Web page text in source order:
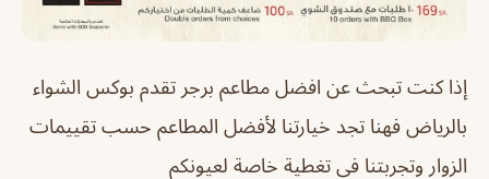
إذا كنت تبحث عن افضل مطاعم برجر تقدم بوكس الشواء
بالرياض فهنا تجد خيارتنا لأفضل المطاعم حسب تقييمات
الزوار وتجربتنا في تغطية خاصة لعيونكم